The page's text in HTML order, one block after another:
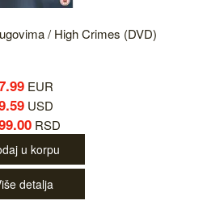
/ High Crimes (DVD)
EUR
USD
RSD
u korpu
detalja